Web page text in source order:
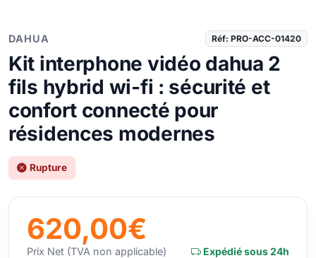
DAHUA Réf: PRO-ACC-01420
Kit interphone vidéo dahua 2
fils hybrid wi-fi : sécurité et
confort connecté pour
résidences modernes
Rupture
620,00€
Prix Net (TVA non applicable) Expédié sous 24h